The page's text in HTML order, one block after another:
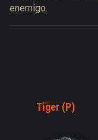
enemigo.
Tiger (P)